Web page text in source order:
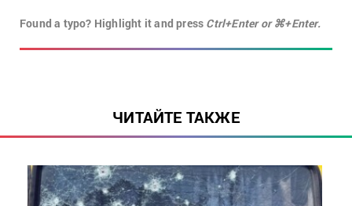
Found a typo? Highlight it and press Ctrl+Enter or ⌘+Enter.
ЧИТАЙТЕ ТАКЖЕ